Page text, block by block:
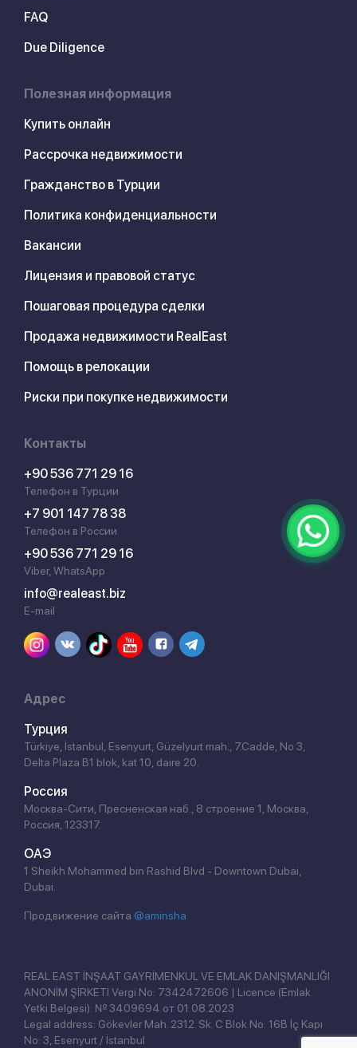
FAQ
Due Diligence
Полезная информация
Купить онлайн
Рассрочка недвижимости
Гражданство в Турции
Политика конфиденциальности
Вакансии
Лицензия и правовой статус
Пошаговая процедура сделки
Продажа недвижимости RealEast
Помощь в релокации
Риски при покупке недвижимости
Контакты
+90 536 771 29 16
Телефон в Турции
+7 901 147 78 38
Телефон в России
+90 536 771 29 16
Viber, WhatsApp
info@realeast.biz
E-mail
Адрес
Турция
Türkiye, İstanbul, Esenyurt, Güzelyurt mah., 7.Cadde, No 3,
Delta Plaza B1 blok, kat 10, daire 20.
Россия
Москва-Сити, Пресненская наб., 8 строение 1, Москва,
Россия, 123317.
ОАЭ
1 Sheikh Mohammed bin Rashid Blvd - Downtown Dubai,
Dubai.
Продвижение сайта @aminsha
REAL EAST İNŞAAT GAYRİMENKUL VE EMLAK DANIŞMANLIĞI
ANONİM ŞİRKETİ Vergi No: 7342472606 | Licence (Emlak
Yetki Belgesi): № 3409694 от 01.08.2023
Legal address: Gökevler Mah. 2312. Sk. C Blok No: 16B İç Kapı
No: 3, Esenyurt / İstanbul